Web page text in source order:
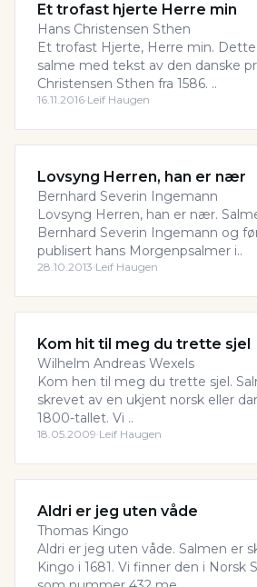
Et trofast hjerte Herre min
Hans Christensen Sthen
Et trofast Hjerte, Herre min.
salme med tekst av den danske
Christensen Sthen fra 1586. ..
16.11.2016·Leif Haugen
Lovsyng Herren, han er nær
Bernhard Severin Ingemann
Lovsyng Herren, han er nær.
Bernhard Severin Ingemann og
publisert hans Morgenpsalmer i..
28.10.2013·Leif Haugen
Kom hit til meg du trette sjel
Wilhelm Andreas Wexels
Kom hen til meg du trette sjel.
skrevet av en ukjent norsk eller
1800-tallet. Vi ..
18.05.2009·Leif Haugen
Aldri er jeg uten våde
Thomas Kingo
Aldri er jeg uten våde. Salmen er
Kingo i 1681. Vi finner den i Norsk